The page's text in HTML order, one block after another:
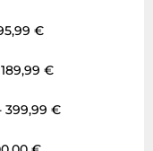
€
€
399,99 €